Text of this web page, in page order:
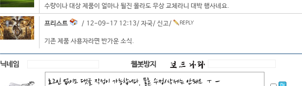
수량이나 대상 제품이 얼마나 될진 몰라도 무상 교체라니 대박 행사네요.
프리스트 / 12-09-17 12:13/ 자국/ 신고/
기존 제품 사용자라면 반가운 소식.
닉네임 웹봇방지